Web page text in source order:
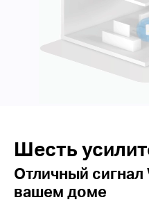
Шесть
Отличный
вашем доме